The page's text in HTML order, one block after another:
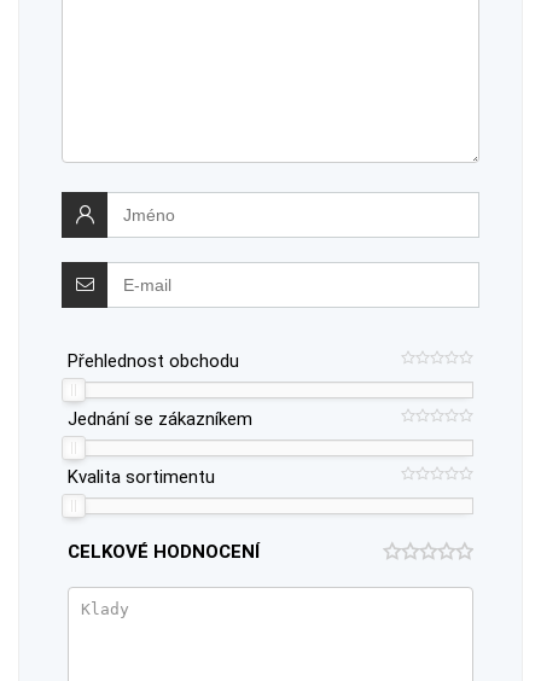
Přehlednost obchodu
Jednání se zákazníkem
Kvalita sortimentu
CELKOVÉ HODNOCENÍ